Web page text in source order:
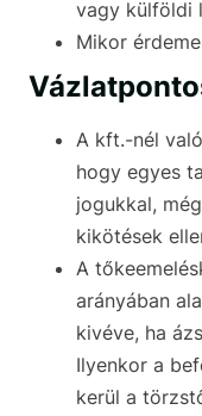
vagy külföldi
Mikor
A kft.-nél
hogy egyes
jogukkal,
kikötések
A
arányában
kivéve, ha
Ilyenkor a
kerül a